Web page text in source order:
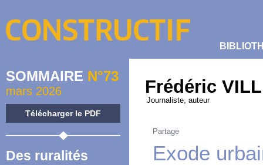
SOMMAIRE N°73
mars 2026
Télécharger le PDF
Des ruralités
Frédéric
Journaliste, auteur
Partage
Exode